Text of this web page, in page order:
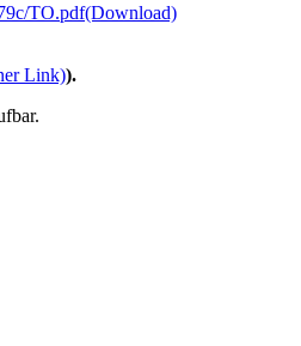
TO.pdf(Download)
Link)).